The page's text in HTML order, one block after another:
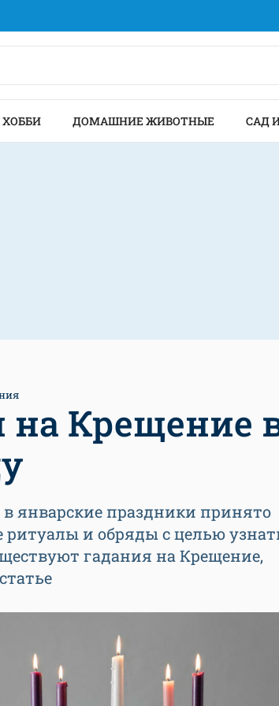
ХОББИ ДОМАШНИЕ ЖИВОТНЫЕ САД
на Крещение
январские праздники принято
ритуалы и обряды с целью
гадания на Крещение,